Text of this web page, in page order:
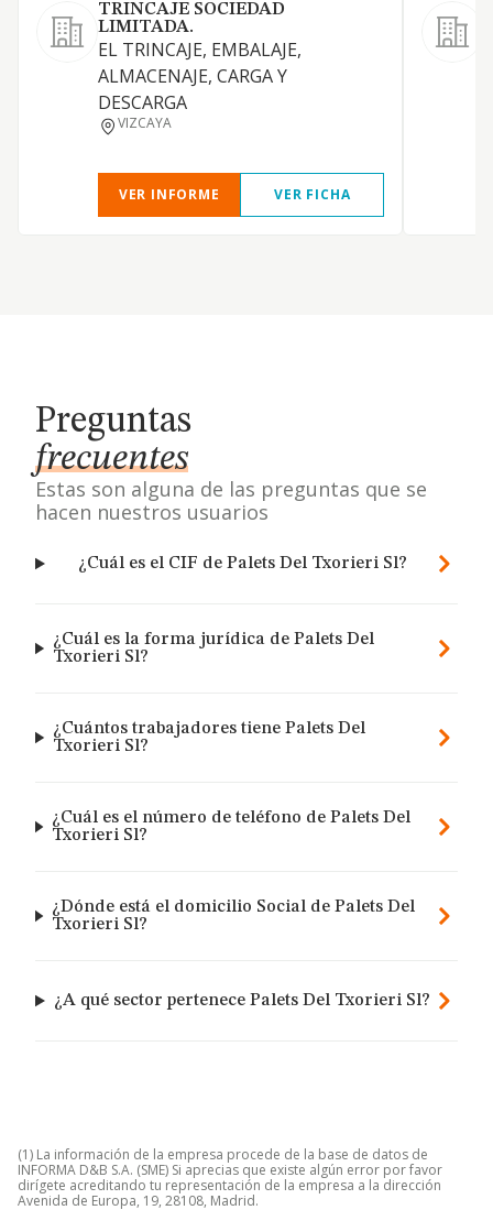
TRINCAJE SOCIEDAD
LIMITADA.
EL TRINCAJE, EMBALAJE,
ALMACENAJE, CARGA Y
DESCARGA
VIZCAYA
VER INFORME VER FICHA
Preguntas
frecuentes
Estas son alguna de las preguntas que se
hacen nuestros usuarios
¿Cuál es el CIF de Palets Del Txorieri Sl?
¿Cuál es la forma jurídica de Palets Del
Txorieri Sl?
¿Cuántos trabajadores tiene Palets Del
Txorieri Sl?
¿Cuál es el número de teléfono de Palets Del
Txorieri Sl?
¿Dónde está el domicilio Social de Palets Del
Txorieri Sl?
¿A qué sector pertenece Palets Del Txorieri Sl?
(1) La información de la empresa procede de la base de datos de
INFORMA D&B S.A. (SME) Si aprecias que existe algún error por favor
dirígete acreditando tu representación de la empresa a la dirección
Avenida de Europa, 19, 28108, Madrid.